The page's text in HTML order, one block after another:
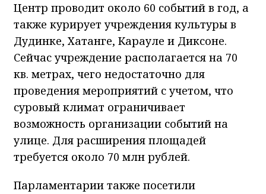
Центр проводит около 60 событий в год, а
также курирует учреждения культуры в
Дудинке, Хатанге, Карауле и Диксоне.
Сейчас учреждение располагается на 70
кв. метрах, чего недостаточно для
проведения мероприятий с учетом, что
суровый климат ограничивает
возможность организации событий на
улице. Для расширения площадей
требуется около 70 млн рублей.
Парламентарии также посетили